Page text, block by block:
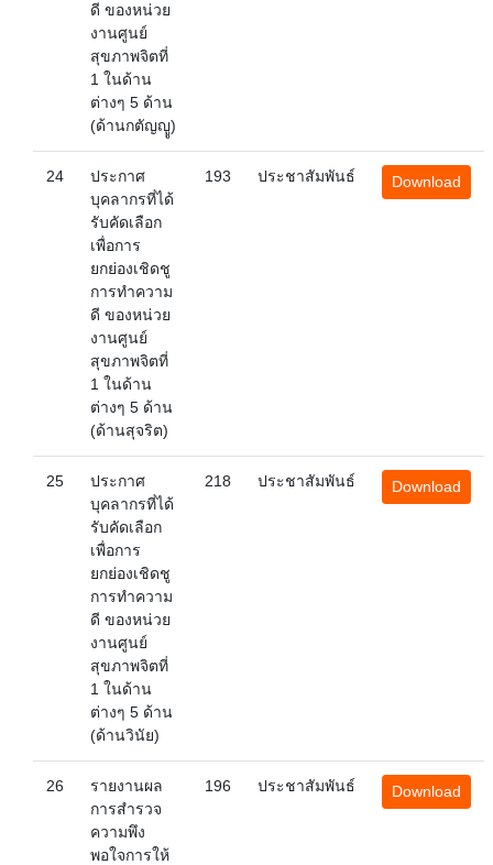
ดี ของหน่วย
งานศูนย์
สุขภาพจิตที่
1 ในด้าน
ต่างๆ 5 ด้าน
(ด้านกตัญญูู)
24
ประกาศ
บุคลากรที่ได้
รับคัดเลือก
เพื่อการ
ยกย่องเชิดชู
การทำความ
ดี ของหน่วย
งานศูนย์
สุขภาพจิตที่
1 ในด้าน
ต่างๆ 5 ด้าน
(ด้านสุจริต)
193 ประชาสัมพันธ์ Download
25
ประกาศ
บุคลากรที่ได้
รับคัดเลือก
เพื่อการ
ยกย่องเชิดชู
การทำความ
ดี ของหน่วย
งานศูนย์
สุขภาพจิตที่
1 ในด้าน
ต่างๆ 5 ด้าน
(ด้านวินัย)
218 ประชาสัมพันธ์ Download
26
รายงานผล
การสำรวจ
ความพึง
พอใจการให้
196 ประชาสัมพันธ์ Download